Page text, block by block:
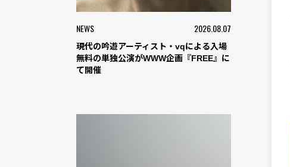
NEWS 2026.08.07
現代の吟遊アーティスト・vqによる入場
無料の単独公演がWWW企画『FREE』に
て開催